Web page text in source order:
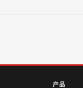
产品